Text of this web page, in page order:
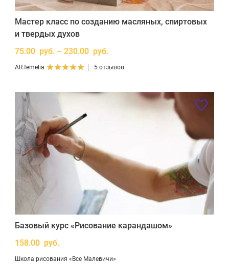
Мастер класс по созданию масляных, спиртовых
и твердых духов
75.00 руб. – 230.00 руб.
AR.femelia 5 отзывов
Базовый курс «Рисование карандашом»
158.00 руб.
Школа рисования «Все Малевичи»